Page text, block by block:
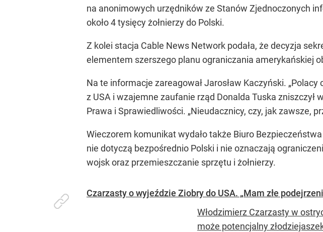
na anonimowych urzędników ze Stanów Zjednoczonych
około 4 tysięcy żołnierzy do Polski.
Z kolei stacja Cable News Network podała, że decyzja
elementem szerszego planu ograniczania amerykańskiej
Na te informacje zareagował Jarosław Kaczyński.
z USA i wzajemne zaufanie rząd Donalda Tuska zniszczył
Prawa i Sprawiedliwości. „Nieudacznicy, czy, jak zawsze,
Wieczorem komunikat wydało także Biuro
nie dotyczą bezpośrednio Polski i nie oznaczają
wojsk oraz przemieszczanie sprzętu i żołnierzy.
Czarzasty o wyjeździe Ziobry do USA. „Mam złe
Włodzimierz Czarzasty w
może potencjalny